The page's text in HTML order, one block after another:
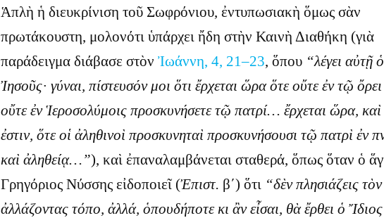
Ἁπλὴ ἡ διευκρίνιση τοῦ Σωφρόνιου, ἐντυπωσιακὴ ὅμως σὰν
πρωτάκουστη, μολονότι ὑπάρχει ἤδη στὴν Καινὴ Διαθήκη (γιὰ
παράδειγμα διάβασε στὸν Ἰωάννη, 4, 21–23, ὅπου “λέγει αὐτῇ ὁ
Ἰησοῦς· γύναι, πίστευσόν μοι ὅτι ἔρχεται ὥρα ὅτε οὔτε ἐν τῷ
οὔτε ἐν Ἱεροσολύμοις προσκυνήσετε τῷ πατρί… ἔρχεται ὥρα, καὶ
ἐστιν, ὅτε οἱ ἀληθινοὶ προσκυνηταὶ προσκυνήσουσι τῷ πατρὶ ἐν
καὶ ἀληθείᾳ…”), καὶ ἐπαναλαμβάνεται σταθερά, ὅπως ὅταν ὁ
Γρηγόριος Νύσσης εἰδοποιεῖ (Ἐπιστ. β΄) ὅτι “δὲν πλησιάζεις
ἀλλάζοντας τόπο, ἀλλά, ὁπουδήποτε κι ἂν εἶσαι, θὰ ἔρθει ὁ